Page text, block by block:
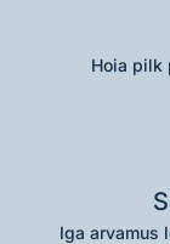
Hoia pilk
Iga arvamus